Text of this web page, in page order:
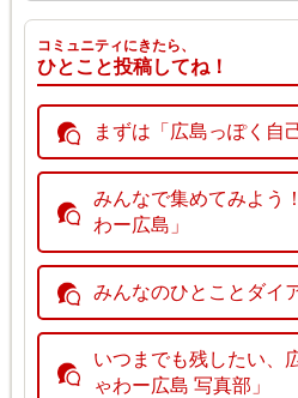
コミュニティにきたら、
ひとこと投稿してね！
まずは「広島っぽく自
みんなで集めてみよう
わー広島」
みんなのひとことダイ
いつまでも残したい、
ゃわー広島 写真部」